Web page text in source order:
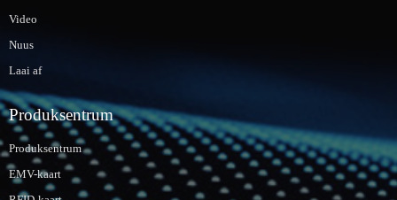
Video
Nuus
Laai af
Produksentrum
Produksentrum
EMV-kaart